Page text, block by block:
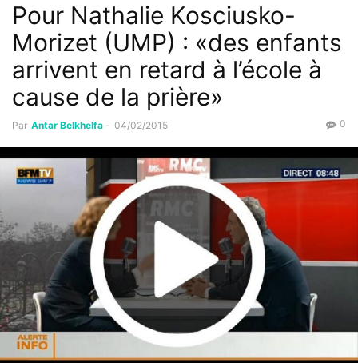
Pour Nathalie Kosciusko-
Morizet (UMP) : «des enfants
arrivent en retard à l’école à
cause de la prière»
Par Antar Belkhelfa - 04/02/2015 0